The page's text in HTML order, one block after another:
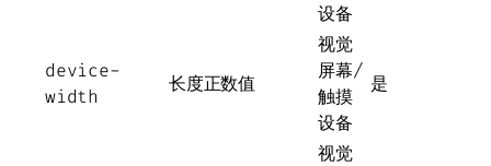
设备
device-
width
长度正数值
视觉
屏幕/
触摸
设备
是
视觉